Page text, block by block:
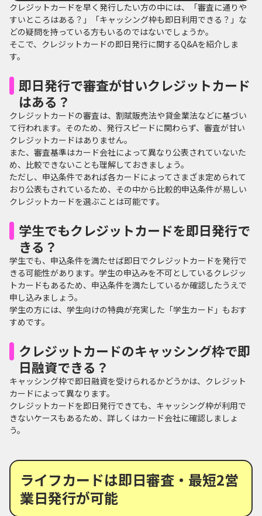
クレジットカードを早く発行したい方の中には、「審査に通りや
すいところはある？」「キャッシング枠も即日利用できる？」な
どの疑問を持っている方もいるのではないでしょうか。
そこで、クレジットカードの即日発行に関するQ&Aを紹介しま
す。
即日発行で審査が甘いクレジットカード
はある？
クレジットカードの審査は、割賦販売法や貸金業法などに基づい
て行われます。そのため、発行スピードに関わらず、審査が甘い
クレジットカードはありません。
また、審査基準はカード会社によって異なり公表されていないた
め、比較できないことも理解しておきましょう。
ただし、申込条件であれば各カードによってさまざま定められて
おり公表もされているため、その中から比較的申込条件が易しい
クレジットカードを選ぶことは可能です。
学生でもクレジットカードを即日発行で
きる？
学生でも、申込条件を満たせば即日でクレジットカードを発行で
きる可能性があります。学生の申込みを不可としているクレジッ
トカードもあるため、申込条件を満たしているか確認したうえで
申し込みましょう。
学生の方には、学生向けの特典が充実した「学生カード」もおす
すめです。
クレジットカードのキャッシング枠で即
日融資できる？
キャッシング枠で即日融資を受けられるかどうかは、クレジット
カードによって異なります。
クレジットカードを即日発行できても、キャッシング枠が利用で
きないケースもあるため、詳しくはカード会社に確認しましょ
う。
ライフカードは即日審査・最短2営
業日発行が可能